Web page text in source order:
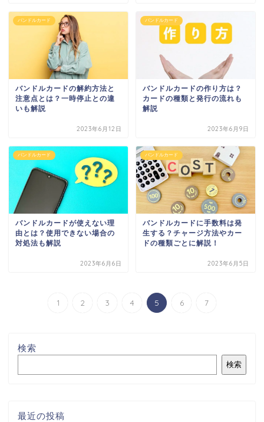
バンドルカード
バンドルカードの解約方法と
注意点とは？一時停止との違
いも解説
2023年6月12日
バンドルカード
バンドルカードの作り方は？
カードの種類と発行の流れも
解説
2023年6月9日
バンドルカード
バンドルカードが使えない理
由とは？使用できない場合の
対処法も解説
2023年6月6日
バンドルカード
バンドルカードに手数料は発
生する？チャージ方法やカー
ドの種類ごとに解説！
2023年6月5日
1 2 3 4 5 6 7
検索
検索
最近の投稿